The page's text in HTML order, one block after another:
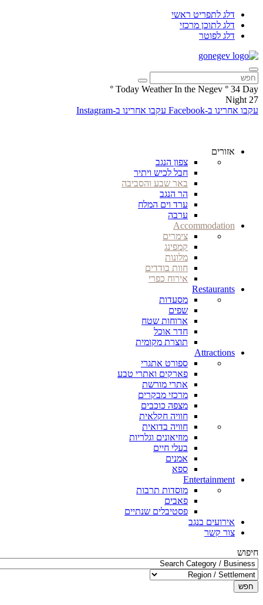
דלג לתפריט ראשי
דלג לתוכן מרכזי
דלג לפוטר
Today Weather In the Negev ° 34 Day
°
27
Night
עקבו אחרינו ב-Facebook
עקבו אחרינו ב-Instagram
אזורים
צפון הנגב
חבל לכיש ויתיר
באר שבע והסביבה
הר הנגב
ערד וים המלח
ערבה
Accommodation
צימרים
קמפינג
מלונות
חוות בודדים
אירוח כפרי
Restaurants
מסעדות
שפים
ארוחות שטח
חדר אוכל
תוצרת מקומית
Attractions
ספורט אתגרי
פארקים ואתרי טבע
אתרי מורשת
מרכזי מבקרים
מצפה כוכבים
חוויה חקלאית
חוויה בדואית
מוזיאונים וגלריות
בעלי חיים
אמנים
ספא
Entertainment
מוסדות תרבות
פאבים
פסטיבלים שנתיים
אירועים בנגב
צור קשר
חיפוש
חפש